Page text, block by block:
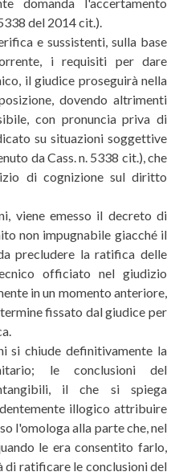
del 2014 cit.).
e sussistenti, sulla base
i requisiti per dare
il giudice proseguirà nella
dovendo altrimenti
con pronuncia priva di
su situazioni soggettive
da Cass. n. 5338 cit.), che
di cognizione sul diritto
viene emesso il decreto di
non impugnabile giacché il
precludere la ratifica delle
officiato nel giudizio
in un momento anteriore,
fissato dal giudice per
si chiude definitivamente la
le conclusioni del
il che si spiega
illogico attribuire
l'omologa alla parte che, nel
le era consentito farlo,
di ratificare le conclusioni del